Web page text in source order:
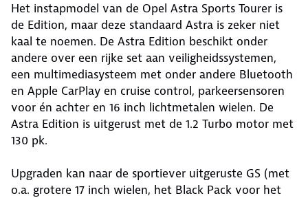
Het instapmodel van de Opel Astra Sports Tourer is
de Edition, maar deze standaard Astra is zeker niet
kaal te noemen. De Astra Edition beschikt onder
andere over een rijke set aan veiligheidssystemen,
een multimediasysteem met onder andere Bluetooth
en Apple CarPlay en cruise control, parkeersensoren
voor én achter en 16 inch lichtmetalen wielen. De
Astra Edition is uitgerust met de 1.2 Turbo motor met
130 pk.
Upgraden kan naar de sportiever uitgeruste GS (met
o.a. grotere 17 inch wielen, het Black Pack voor het